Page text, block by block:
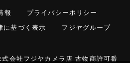
報
プライバシーポリシー
に基づく表示
フジヤグループ
会社フジヤカメラ店 古物商許可番